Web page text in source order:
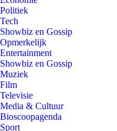
Politiek
Tech
Showbiz en Gossip
Opmerkelijk
Entertainment
Showbiz en Gossip
Muziek
Film
Televisie
Media & Cultuur
Bioscoopagenda
Sport